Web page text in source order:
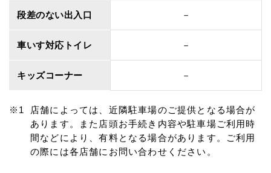
段差のない出入口 －
車いす対応トイレ －
キッズコーナー －
店舗によっては、近隣駐車場のご提供となる場合が
あります。また店頭お手続き内容や駐車場ご利用時
間などにより、有料となる場合があります。ご利用
の際には各店舗にお問い合わせください。